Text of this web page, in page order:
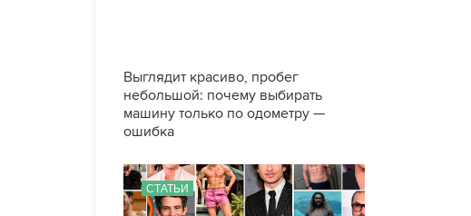
Выглядит красиво, пробег
небольшой: почему выбирать
машину только по одометру —
ошибка
СТАТЬИ